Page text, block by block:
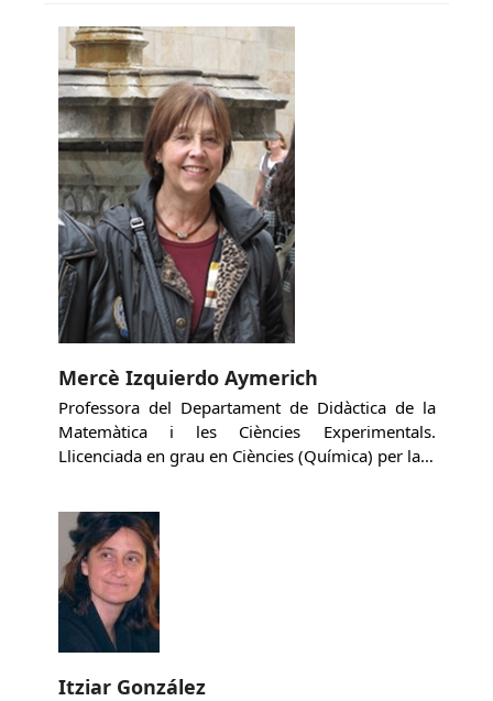
Mercè Izquierdo Aymerich
Professora del Departament de Didàctica de la
Matemàtica i les Ciències Experimentals.
Llicenciada en grau en Ciències (Química) per la…
Itziar González